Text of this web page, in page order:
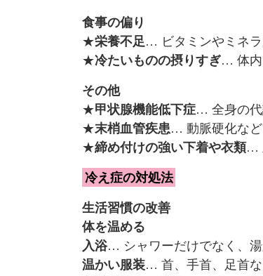
食事の偏り
★栄養不足 … ビタミンやミネラ
★冷たいものの摂りすぎ… 体内
その他
★甲状腺機能低下症… 全身の代
★末梢血管疾患… 動脈硬化など
★締め付けの強い下着や衣類…
冷え症の対処法
生活習慣の改善
体を温める
入浴… シャワーだけでなく、湯
温かい服装… 首、手首、足首な